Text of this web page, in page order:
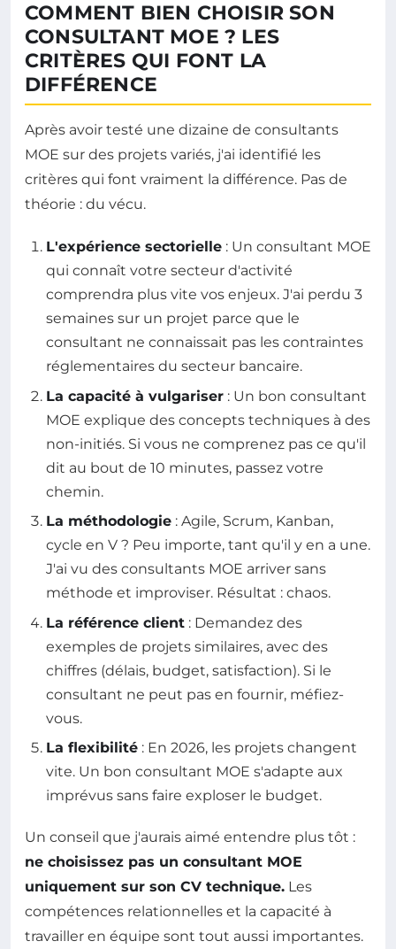
COMMENT BIEN CHOISIR SON
CONSULTANT MOE ? LES
CRITÈRES QUI FONT LA
DIFFÉRENCE
Après avoir testé une dizaine de consultants
MOE sur des projets variés, j'ai identifié les
critères qui font vraiment la différence. Pas de
théorie : du vécu.
L'expérience sectorielle : Un consultant MOE
qui connaît votre secteur d'activité
comprendra plus vite vos enjeux. J'ai perdu 3
semaines sur un projet parce que le
consultant ne connaissait pas les contraintes
réglementaires du secteur bancaire.
La capacité à vulgariser : Un bon consultant
MOE explique des concepts techniques à des
non-initiés. Si vous ne comprenez pas ce qu'il
dit au bout de 10 minutes, passez votre
chemin.
La méthodologie : Agile, Scrum, Kanban,
cycle en V ? Peu importe, tant qu'il y en a une.
J'ai vu des consultants MOE arriver sans
méthode et improviser. Résultat : chaos.
La référence client : Demandez des
exemples de projets similaires, avec des
chiffres (délais, budget, satisfaction). Si le
consultant ne peut pas en fournir, méfiez-
vous.
La flexibilité : En 2026, les projets changent
vite. Un bon consultant MOE s'adapte aux
imprévus sans faire exploser le budget.
Un conseil que j'aurais aimé entendre plus tôt :
ne choisissez pas un consultant MOE
uniquement sur son CV technique. Les
compétences relationnelles et la capacité à
travailler en équipe sont tout aussi importantes.